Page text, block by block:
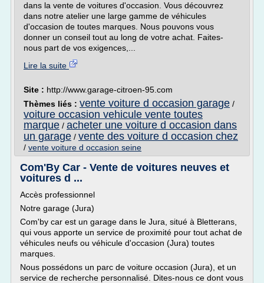
dans la vente de voitures d'occasion. Vous découvrez
dans notre atelier une large gamme de véhicules
d'occasion de toutes marques. Nous pouvons vous
donner un conseil tout au long de votre achat. Faites-
nous part de vos exigences,...
Lire la suite
Site : http://www.garage-citroen-95.com
Thèmes liés : vente voiture d occasion garage /
voiture occasion vehicule vente toutes
marque / acheter une voiture d occasion dans
un garage / vente des voiture d occasion chez
/ vente voiture d occasion seine
Com'By Car - Vente de voitures neuves et
voitures d ...
Accès professionnel
Notre garage (Jura)
Com'by car est un garage dans le Jura, situé à Bletterans,
qui vous apporte un service de proximité pour tout achat de
véhicules neufs ou véhicule d'occasion (Jura) toutes
marques.
Nous possédons un parc de voiture occasion (Jura), et un
service de recherche personnalisé. Dites-nous ce dont vous